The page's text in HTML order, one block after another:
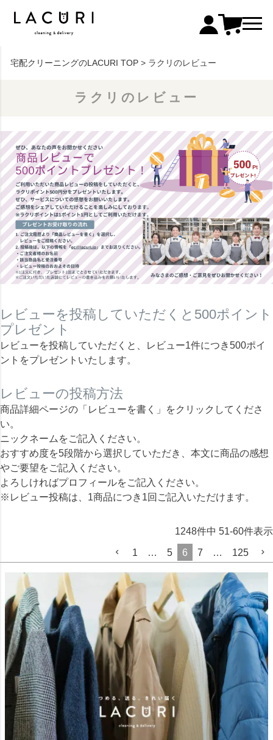
宅配クリーニングのLACURI TOP ラクリのレビュー
ラクリのレビュー
レビューを投稿していただくと500ポイント
プレゼント
レビューを投稿していただくと、レビュー1件につき500ポイ
ントをプレゼントいたします。
レビューの投稿方法
商品詳細ページの「レビューを書く」をクリックしてくださ
い。
ニックネームをご記入ください。
おすすめ度を5段階から選択していただき、本文に商品の感想
やご要望をご記入ください。
よろしければプロフィールをご記入ください。
※レビュー投稿は、1商品につき1回ご記入いただけます。
1248件中 51-60件表示
1
… 5 6 7 … 125